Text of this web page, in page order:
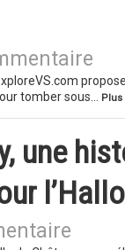
tomber sous…
Plus
une